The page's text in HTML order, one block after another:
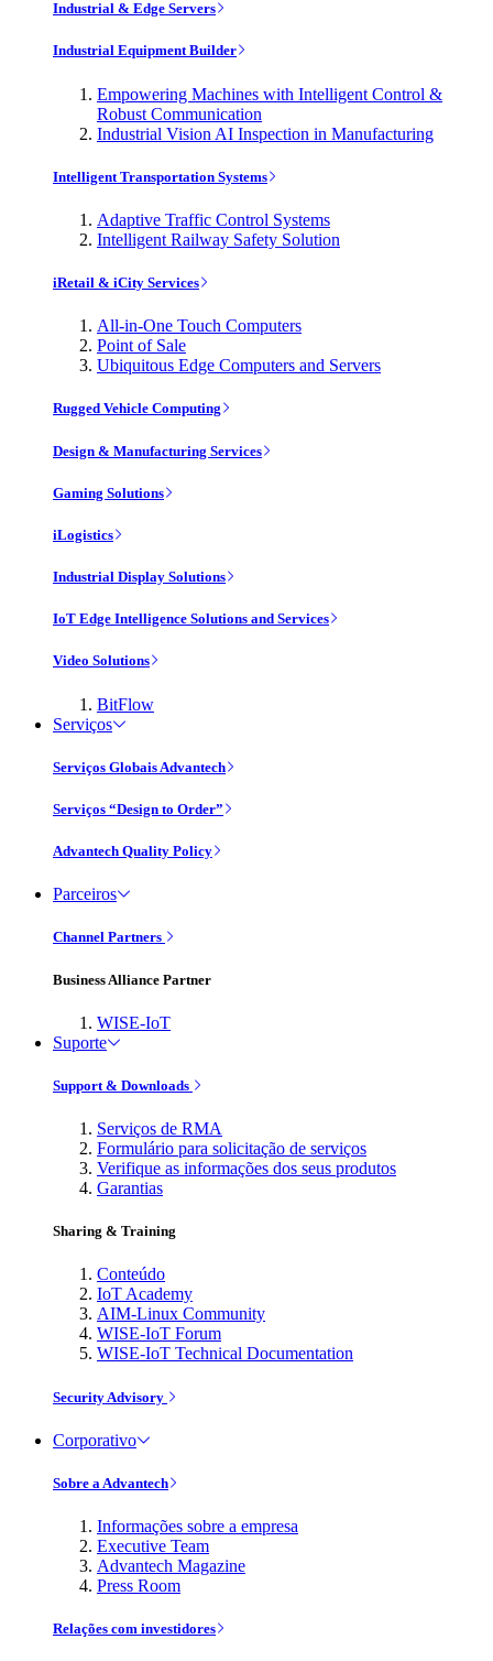
Industrial & Edge Servers
Industrial Equipment Builder
Empowering Machines with Intelligent Control &
Robust Communication
Industrial Vision AI Inspection in Manufacturing
Intelligent Transportation Systems
Adaptive Traffic Control Systems
Intelligent Railway Safety Solution
iRetail & iCity Services
All-in-One Touch Computers
Point of Sale
Ubiquitous Edge Computers and Servers
Rugged Vehicle Computing
Design & Manufacturing Services
Gaming Solutions
iLogistics
Industrial Display Solutions
IoT Edge Intelligence Solutions and Services
Video Solutions
BitFlow
Serviços
Serviços Globais Advantech
Serviços “Design to Order”
Advantech Quality Policy
Parceiros
Channel Partners
Business Alliance Partner
WISE-IoT
Suporte
Support & Downloads
Serviços de RMA
Formulário para solicitação de serviços
Verifique as informações dos seus produtos
Garantias
Sharing & Training
Conteúdo
IoT Academy
AIM-Linux Community
WISE-IoT Forum
WISE-IoT Technical Documentation
Security Advisory
Corporativo
Sobre a Advantech
Informações sobre a empresa
Executive Team
Advantech Magazine
Press Room
Relações com investidores